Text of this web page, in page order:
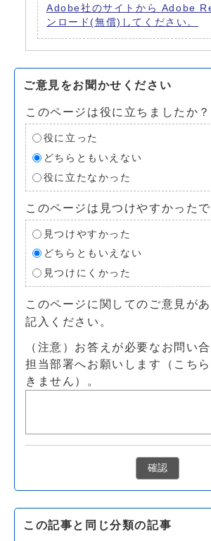
Adobe社のサイトから Adobe
ンロード(無償)してください。
ご意見をお聞かせください
このページは役に立ちましたか？
役に立った
どちらともいえない
役に立たなかった
このページは見つけやすかったで
見つけやすかった
どちらともいえない
見つけにくかった
このページに関してのご意見が
記入ください。
（注意）お答えが必要なお問い
担当部署へお願いします（こち
きません）。
確認
この記事と同じ分類の記事